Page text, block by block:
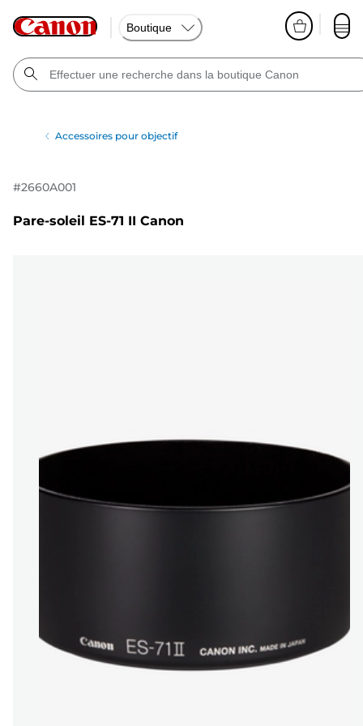
Boutique
Accessoires pour objectif
#2660A001
Pare-soleil ES-71 II Canon